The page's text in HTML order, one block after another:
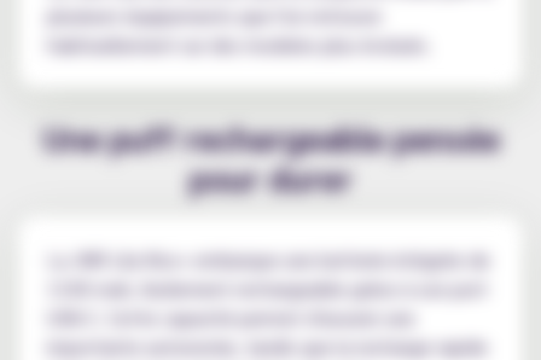
plusieurs équipements que l'on retrouve
habituellement sur des modeles plus évolués.
Une puff rechargeable pensée
pour durer
La JNR Lila Kiss+ embarque une batterie intégrée de
1100 mah, facilement rechargeable grâce à son port
USB-C. Cette capacité permet d'assurer une
importante autonomie, tandis que la recharge rapide